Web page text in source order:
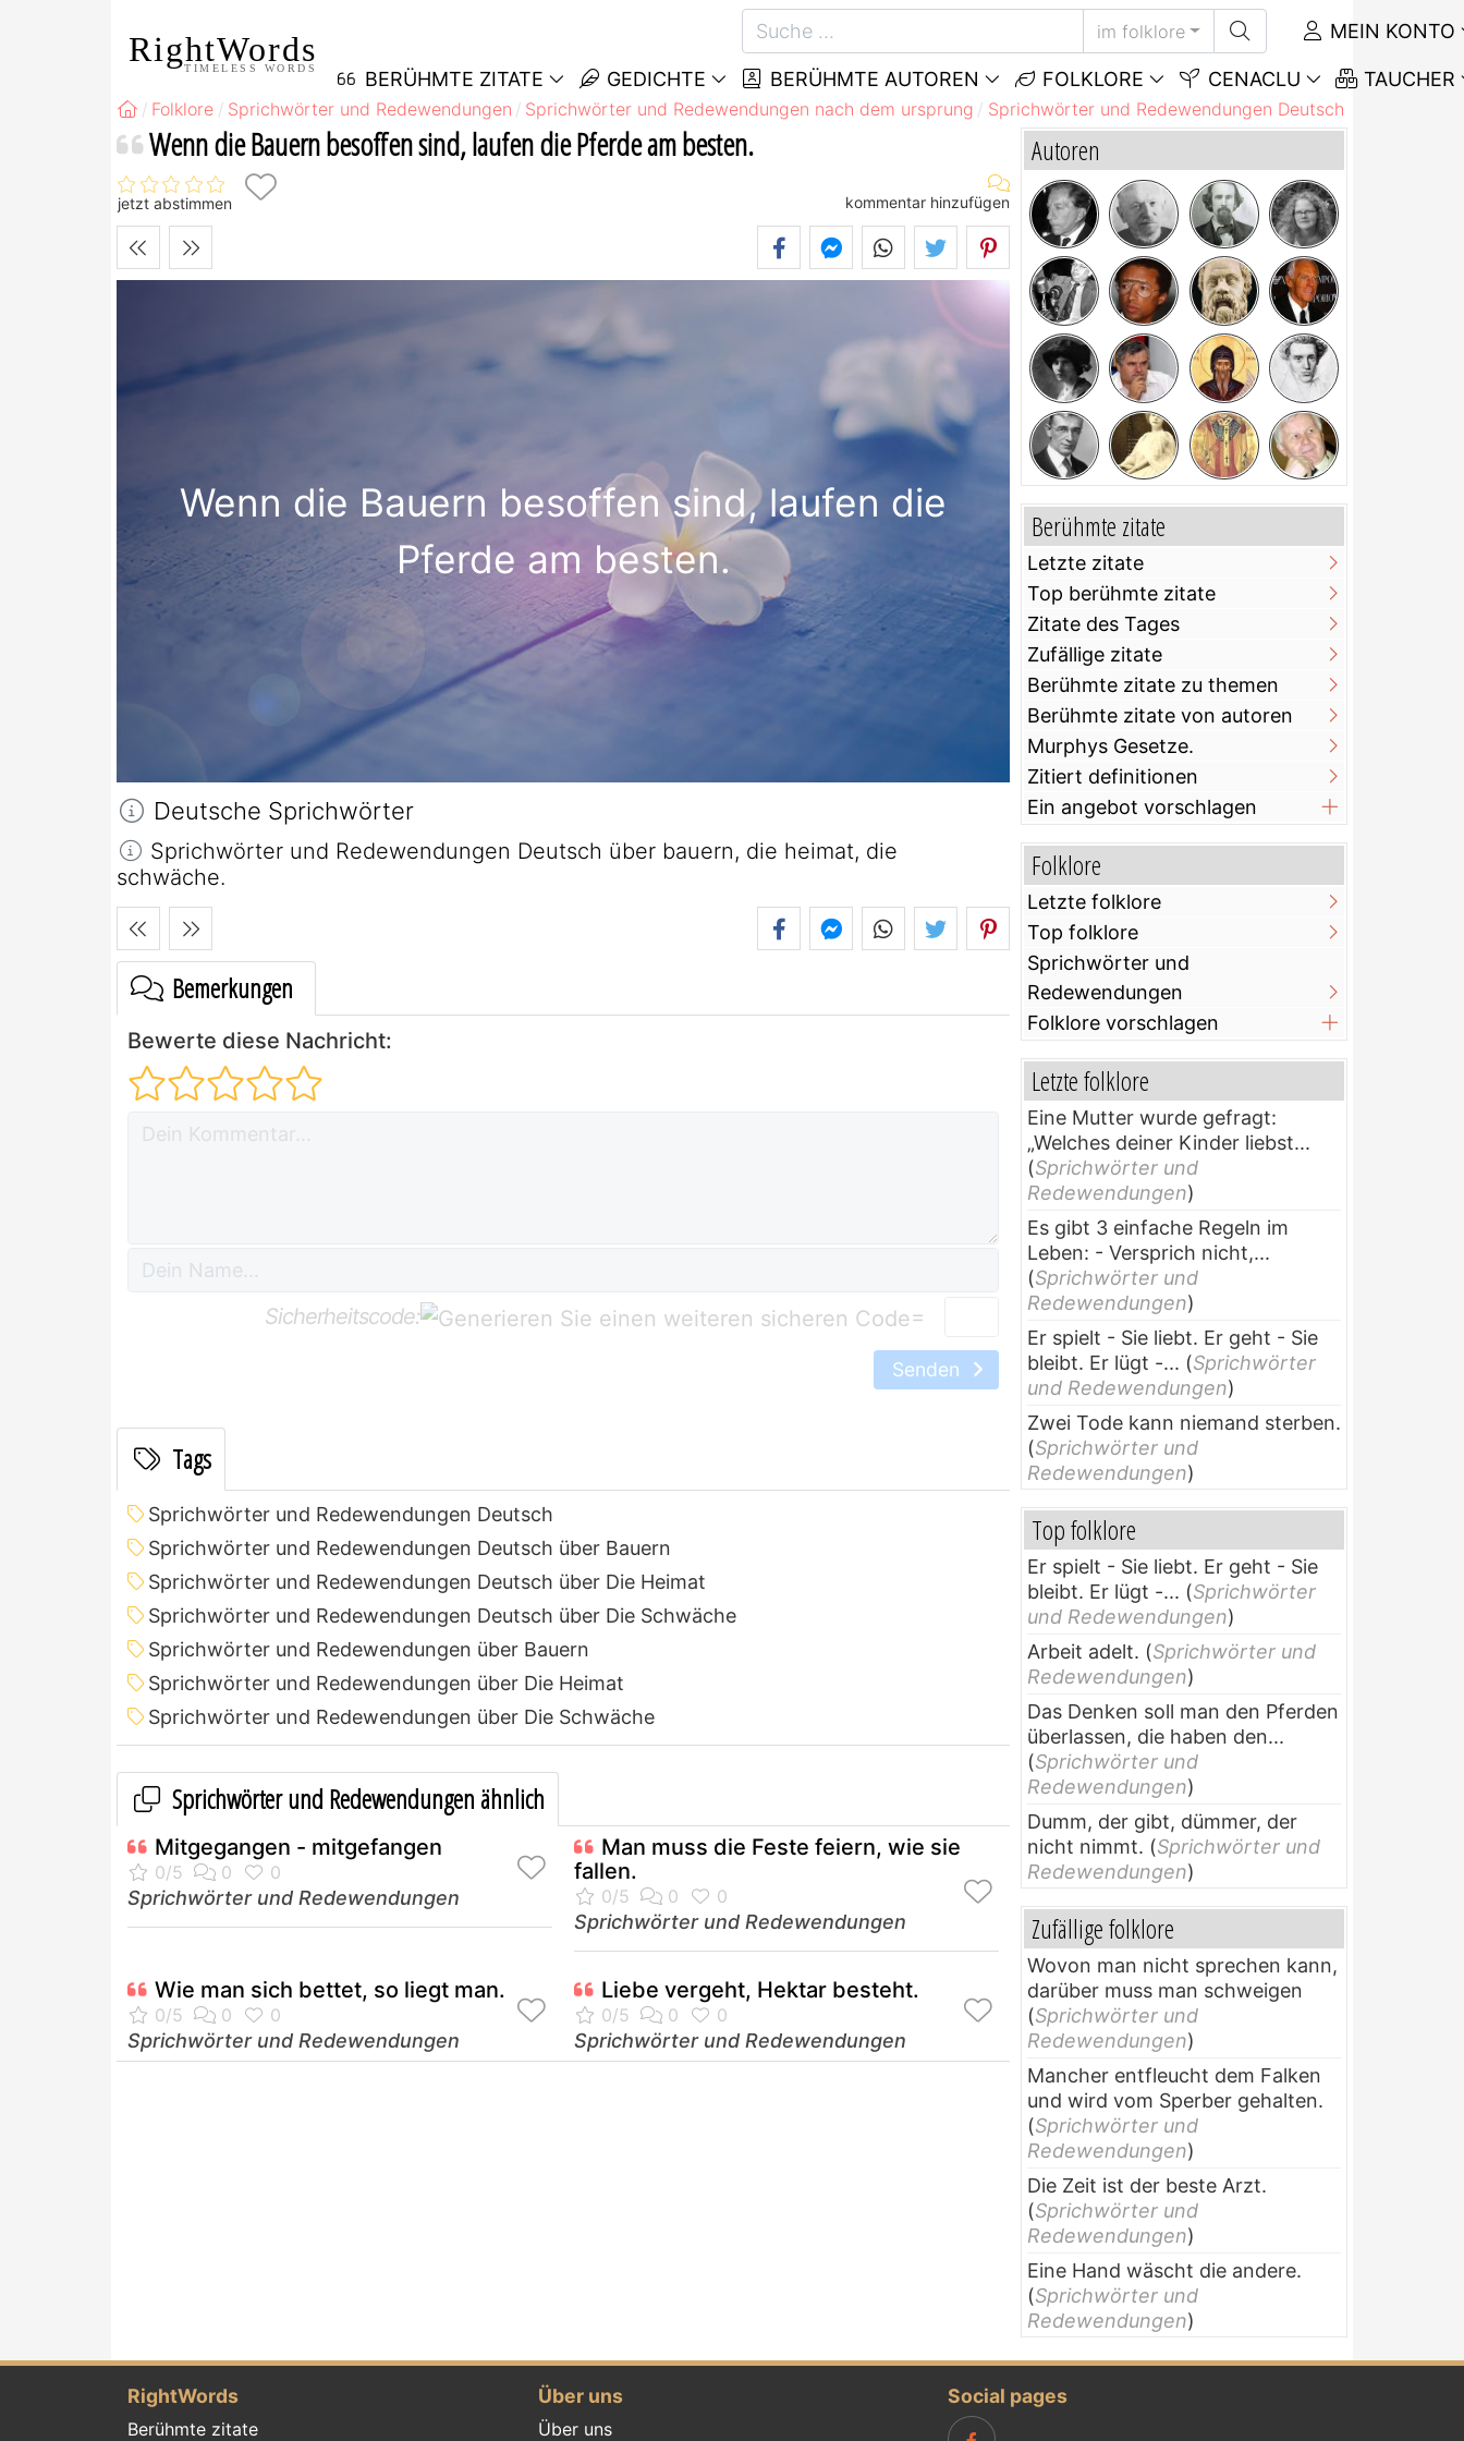
RightWords
TIMELESS WORDS
im folklore MEIN KONTO
BERÜHMTE ZITATE GEDICHTE BERÜHMTE AUTOREN FOLKLORE CENACLU TAUCHER
Folklore Sprichwörter und Redewendungen Sprichwörter und Redewendungen nach dem ursprung Sprichwörter und Redewendungen Deutsch
Wenn die Bauern besoffen sind, laufen die Pferde am besten.
jetzt abstimmen kommentar hinzufügen
Wenn die Bauern besoffen sind, laufen die
Pferde am besten.
Deutsche Sprichwörter
Sprichwörter und Redewendungen Deutsch über bauern, die heimat, die
schwäche.
Bemerkungen
Bewerte diese Nachricht:
Sicherheitscode: =
Senden
Tags
Sprichwörter und Redewendungen Deutsch
Sprichwörter und Redewendungen Deutsch über Bauern
Sprichwörter und Redewendungen Deutsch über Die Heimat
Sprichwörter und Redewendungen Deutsch über Die Schwäche
Sprichwörter und Redewendungen über Bauern
Sprichwörter und Redewendungen über Die Heimat
Sprichwörter und Redewendungen über Die Schwäche
Sprichwörter und Redewendungen ähnlich
Mitgegangen - mitgefangen
Sprichwörter und Redewendungen
Man muss die Feste feiern, wie sie
fallen.
Sprichwörter und Redewendungen
Wie man sich bettet, so liegt man.
Sprichwörter und Redewendungen
Liebe vergeht, Hektar besteht.
Sprichwörter und Redewendungen
Autoren
Berühmte zitate
Letzte zitate
Top berühmte zitate
Zitate des Tages
Zufällige zitate
Berühmte zitate zu themen
Berühmte zitate von autoren
Murphys Gesetze.
Zitiert definitionen
Ein angebot vorschlagen
Folklore
Letzte folklore
Top folklore
Sprichwörter und
Redewendungen
Folklore vorschlagen
Letzte folklore
Eine Mutter wurde gefragt:
„Welches deiner Kinder liebst...
(Sprichwörter und
Redewendungen)
Es gibt 3 einfache Regeln im
Leben: - Versprich nicht,...
(Sprichwörter und
Redewendungen)
Er spielt - Sie liebt. Er geht - Sie
bleibt. Er lügt -... (Sprichwörter
und Redewendungen)
Zwei Tode kann niemand sterben.
(Sprichwörter und
Redewendungen)
Top folklore
Er spielt - Sie liebt. Er geht - Sie
bleibt. Er lügt -... (Sprichwörter
und Redewendungen)
Arbeit adelt. (Sprichwörter und
Redewendungen)
Das Denken soll man den Pferden
überlassen, die haben den...
(Sprichwörter und
Redewendungen)
Dumm, der gibt, dümmer, der
nicht nimmt. (Sprichwörter und
Redewendungen)
Zufällige folklore
Wovon man nicht sprechen kann,
darüber muss man schweigen
(Sprichwörter und
Redewendungen)
Mancher entfleucht dem Falken
und wird vom Sperber gehalten.
(Sprichwörter und
Redewendungen)
Die Zeit ist der beste Arzt.
(Sprichwörter und
Redewendungen)
Eine Hand wäscht die andere.
(Sprichwörter und
Redewendungen)
RightWords
Berühmte zitate
Über uns
Über uns
Social pages